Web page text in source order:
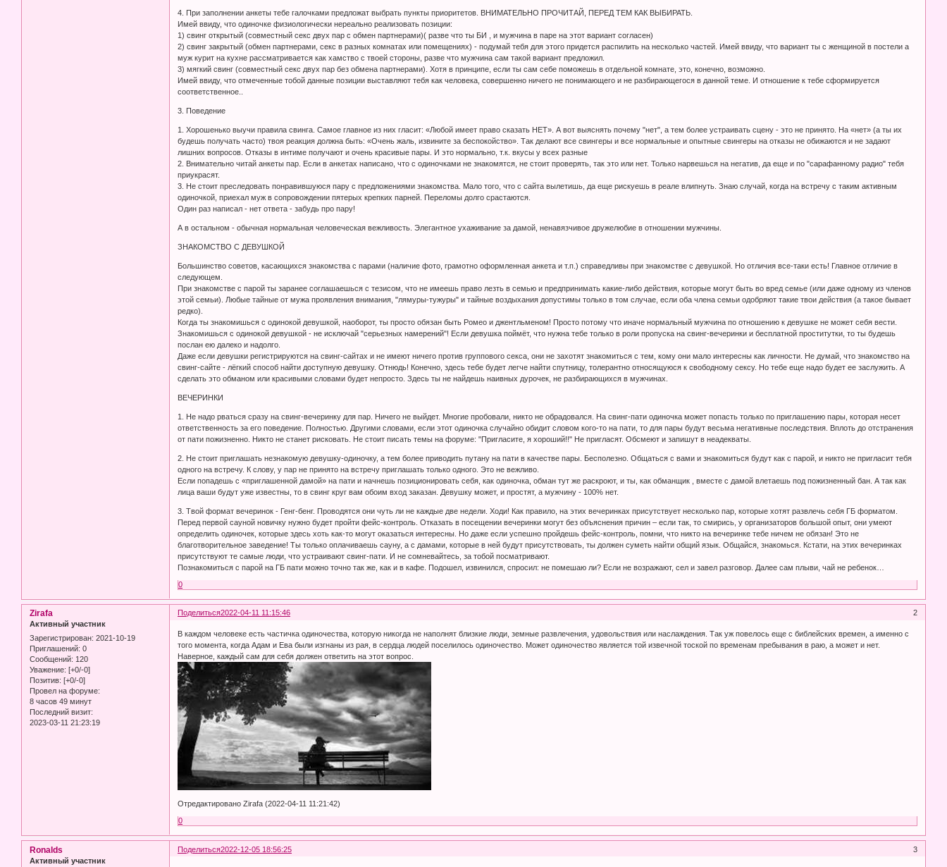
4. При заполнении анкеты тебе галочками предложат выбрать пункты приоритетов. ВНИМАТЕЛЬНО ПРОЧИТАЙ, ПЕРЕД ТЕМ КАК ВЫБИРАТЬ.
Имей ввиду, что одиночке физиологически нереально реализовать позиции:
1) свинг открытый (совместный секс двух пар с обмен партнерами)( разве что ты БИ , и мужчина в паре на этот вариант согласен)
2) свинг закрытый (обмен партнерами, секс в разных комнатах или помещениях) - подумай тебя для этого придется распилить на несколько частей. Имей ввиду, что вариант ты с женщиной в постели а
муж курит на кухне рассматривается как хамство с твоей стороны, разве что мужчина сам такой вариант предложил.
3) мягкий свинг (совместный секс двух пар без обмена партнерами). Хотя в принципе, если ты сам себе поможешь в отдельной комнате, это, конечно, возможно.
Имей ввиду, что отмеченные тобой данные позиции выставляют тебя как человека, совершенно ничего не понимающего и не разбирающегося в данной теме. И отношение к тебе сформируется
соответственное..
3. Поведение
1. Хорошенько выучи правила свинга. Самое главное из них гласит: «Любой имеет право сказать НЕТ». А вот выяснять почему "нет", а тем более устраивать сцену - это не принято. На «нет» (а ты их
будешь получать часто) твоя реакция должна быть: «Очень жаль, извините за беспокойство». Так делают все свингеры и все нормальные и опытные свингеры на отказы не обижаются и не задают
лишних вопросов. Отказы в интиме получают и очень красивые пары. И это нормально, т.к. вкусы у всех разные
2. Внимательно читай анкеты пар. Если в анкетах написано, что с одиночками не знакомятся, не стоит проверять, так это или нет. Только нарвешься на негатив, да еще и по "сарафанному радио" тебя
приукрасят.
3. Не стоит преследовать понравившуюся пару с предложениями знакомства. Мало того, что с сайта вылетишь, да еще рискуешь в реале влипнуть. Знаю случай, когда на встречу с таким активным
одиночкой, приехал муж в сопровождении пятерых крепких парней. Переломы долго срастаются.
Один раз написал - нет ответа - забудь про пару!
А в остальном - обычная нормальная человеческая вежливость. Элегантное ухаживание за дамой, ненавязчивое дружелюбие в отношении мужчины.
ЗНАКОМСТВО С ДЕВУШКОЙ
Большинство советов, касающихся знакомства с парами (наличие фото, грамотно оформленная анкета и т.п.) справедливы при знакомстве с девушкой. Но отличия все-таки есть! Главное отличие в
следующем.
При знакомстве с парой ты заранее соглашаешься с тезисом, что не имеешь право лезть в семью и предпринимать какие-либо действия, которые могут быть во вред семье (или даже одному из членов
этой семьи). Любые тайные от мужа проявления внимания, "лямуры-тужуры" и тайные воздыхания допустимы только в том случае, если оба члена семьи одобряют такие твои действия (а такое бывает
редко).
Когда ты знакомишься с одинокой девушкой, наоборот, ты просто обязан быть Ромео и джентльменом! Просто потому что иначе нормальный мужчина по отношению к девушке не может себя вести.
Знакомишься с одинокой девушкой - не исключай "серьезных намерений"! Если девушка поймёт, что нужна тебе только в роли пропуска на свинг-вечеринки и бесплатной проститутки, то ты будешь
послан ею далеко и надолго.
Даже если девушки регистрируются на свинг-сайтах и не имеют ничего против группового секса, они не захотят знакомиться с тем, кому они мало интересны как личности. Не думай, что знакомство на
свинг-сайте - лёгкий способ найти доступную девушку. Отнюдь! Конечно, здесь тебе будет легче найти спутницу, толерантно относящуюся к свободному сексу. Но тебе еще надо будет ее заслужить. А
сделать это обманом или красивыми словами будет непросто. Здесь ты не найдешь наивных дурочек, не разбирающихся в мужчинах.
ВЕЧЕРИНКИ
1. Не надо рваться сразу на свинг-вечеринку для пар. Ничего не выйдет. Многие пробовали, никто не обрадовался. На свинг-пати одиночка может попасть только по приглашению пары, которая несет
ответственность за его поведение. Полностью. Другими словами, если этот одиночка случайно обидит словом кого-то на пати, то для пары будут весьма негативные последствия. Вплоть до отстранения
от пати пожизненно. Никто не станет рисковать. Не стоит писать темы на форуме: "Пригласите, я хороший!!" Не пригласят. Обсмеют и запишут в неадекваты.
2. Не стоит приглашать незнакомую девушку-одиночку, а тем более приводить путану на пати в качестве пары. Бесполезно. Общаться с вами и знакомиться будут как с парой, и никто не пригласит тебя
одного на встречу. К слову, у пар не принято на встречу приглашать только одного. Это не вежливо.
Если попадешь с «приглашенной дамой» на пати и начнешь позиционировать себя, как одиночка, обман тут же раскроют, и ты, как обманщик , вместе с дамой влетаешь под пожизненный бан. А так как
лица ваши будут уже известны, то в свинг круг вам обоим вход заказан. Девушку может, и простят, а мужчину - 100% нет.
3. Твой формат вечеринок - Генг-бенг. Проводятся они чуть ли не каждые две недели. Ходи! Как правило, на этих вечеринках присутствует несколько пар, которые хотят развлечь себя ГБ форматом.
Перед первой сауной новичку нужно будет пройти фейс-контроль. Отказать в посещении вечеринки могут без объяснения причин – если так, то смирись, у организаторов большой опыт, они умеют
определить одиночек, которые здесь хоть как-то могут оказаться интересны. Но даже если успешно пройдешь фейс-контроль, помни, что никто на вечеринке тебе ничем не обязан! Это не
благотворительное заведение! Ты только оплачиваешь сауну, а с дамами, которые в ней будут присутствовать, ты должен суметь найти общий язык. Общайся, знакомься. Кстати, на этих вечеринках
присутствуют те самые люди, что устраивают свинг-пати. И не сомневайтесь, за тобой посматривают.
Познакомиться с парой на ГБ пати можно точно так же, как и в кафе. Подошел, извинился, спросил: не помешаю ли? Если не возражают, сел и завел разговор. Далее сам плыви, чай не ребенок…
0
Поделиться 2
2022-04-11 11:15:46
Zirafa
Активный участник
Зарегистрирован: 2021-10-19
Приглашений: 0
Сообщений: 120
Уважение: [+0/-0]
Позитив: [+0/-0]
Провел на форуме:
8 часов 49 минут
Последний визит:
2023-03-11 21:23:19
В каждом человеке есть частичка одиночества, которую никогда не наполнят близкие люди, земные развлечения, удовольствия или наслаждения. Так уж повелось еще с библейских времен, а именно с
того момента, когда Адам и Ева были изгнаны из рая, в сердца людей поселилось одиночество. Может одиночество является той извечной тоской по временам пребывания в раю, а может и нет.
Наверное, каждый сам для себя должен ответить на этот вопрос.
Отредактировано Zirafa (2022-04-11 11:21:42)
0
Поделиться 3
2022-12-05 18:56:25
Ronalds
Активный участник